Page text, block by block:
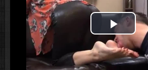
Play
Video